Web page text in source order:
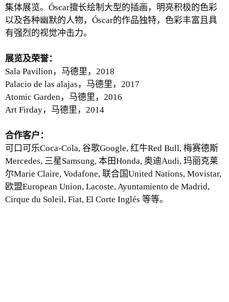
集体展览。Óscar擅长绘制大型的插画，明亮积极的色彩
以及各种幽默的人物，Óscar的作品独特，色彩丰富且具
有强烈的视觉冲击力。
展览及荣誉：
Sala Pavilion，马德里，2018
Palacio de las alajas，马德里，2017
Atomic Garden，马德里，2016
Art Firday，马德里，2014
合作客户：
可口可乐Coca-Cola, 谷歌Google, 红牛Red Bull, 梅赛德斯
Mercedes, 三星Samsung, 本田Honda, 奥迪Audi, 玛丽克莱
尔Marie Claire, Vodafone, 联合国United Nations, Movistar,
欧盟European Union, Lacoste, Ayuntamiento de Madrid,
Cirque du Soleil, Fiat, El Corte Inglés 等等。